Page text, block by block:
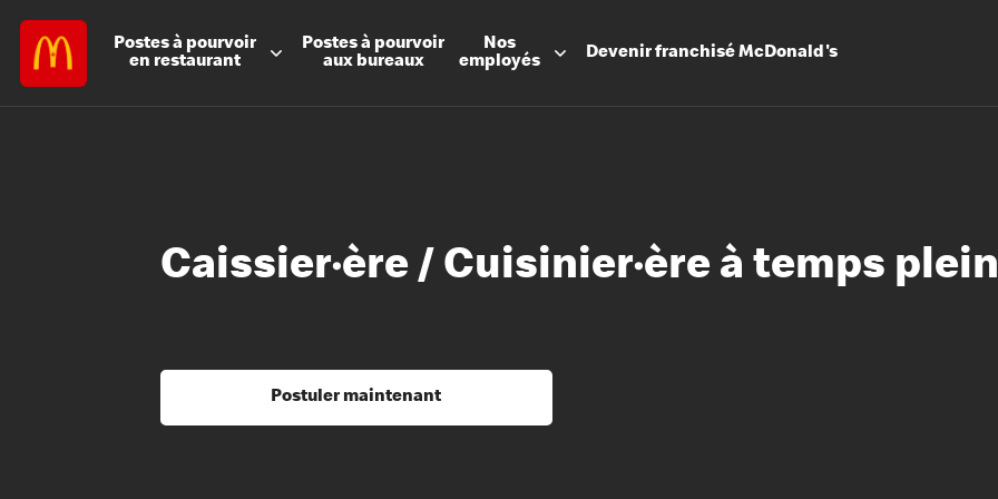
Postes à pourvoir
en restaurant
Postes à pourvoir
aux bureaux
Nos
employés
DevenirfranchiséMcDonald's
Caissier·ère / Cuisinier·ère à temps
Postuler maintenant